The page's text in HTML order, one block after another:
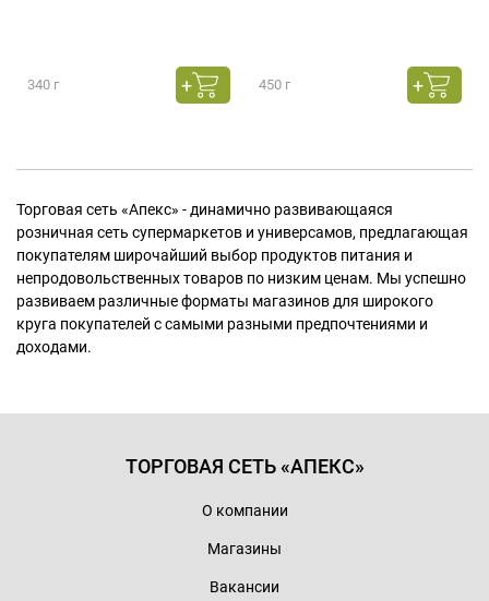
340 г 450 г
Торговая сеть «Апекс» - динамично развивающаяся
розничная сеть супермаркетов и универсамов, предлагающая
покупателям широчайший выбор продуктов питания и
непродовольственных товаров по низким ценам. Мы успешно
развиваем различные форматы магазинов для широкого
круга покупателей с самыми разными предпочтениями и
доходами.
ТОРГОВАЯ СЕТЬ «АПЕКС»
О компании
Магазины
Вакансии